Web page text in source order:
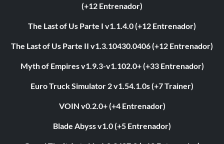
(+12 Entrenador)
The Last of Us Parte I v1.1.4.0 (+12 Entrenador)
The Last of Us Parte II v1.3.10430.0406 (+12 Entrenador)
Myth of Empires v1.9.3-v1.102.0+ (+33 Entrenador)
Euro Truck Simulator 2 v1.54.1.0s (+7 Trainer)
VOIN v0.2.0+ (+4 Entrenador)
Blade Abyss v1.0 (+5 Entrenador)